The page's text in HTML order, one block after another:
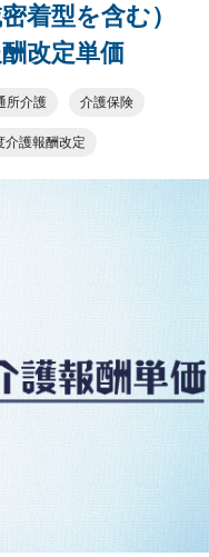
着型を含む）
改定単価
所介護 介護保険
介護報酬改定